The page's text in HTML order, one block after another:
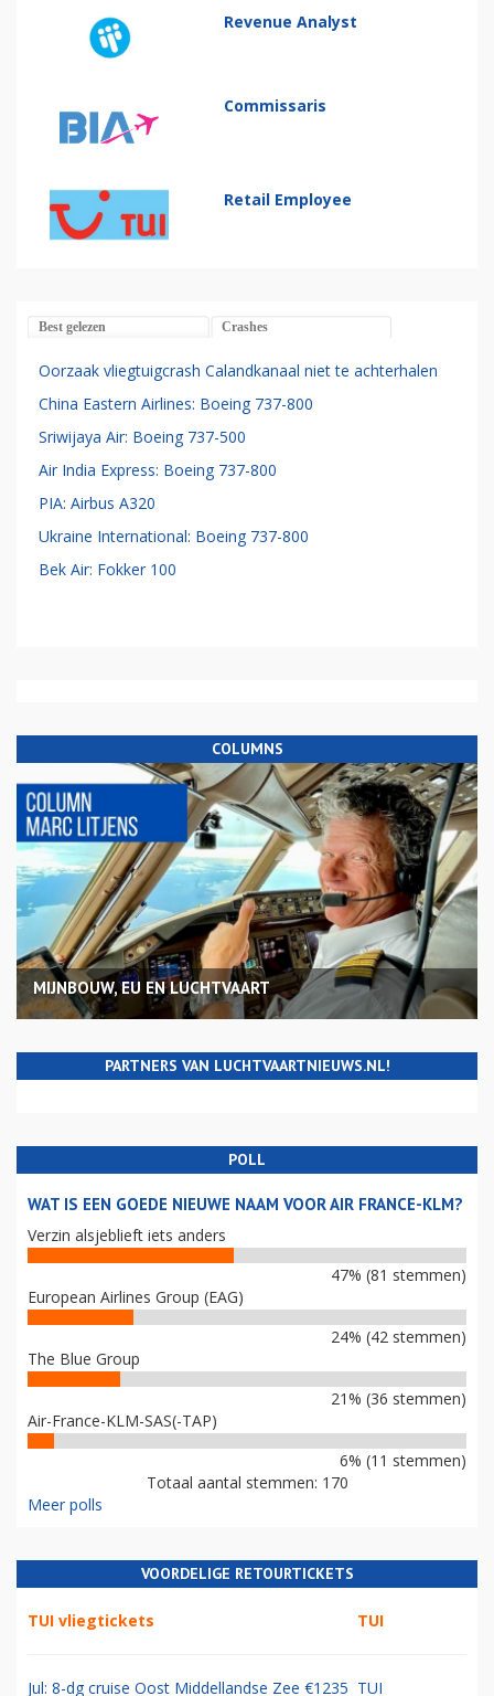
Revenue Analyst
Commissaris
Retail Employee
Best gelezen Crashes
Oorzaak vliegtuigcrash Calandkanaal niet te achterhalen
China Eastern Airlines: Boeing 737-800
Sriwijaya Air: Boeing 737-500
Air India Express: Boeing 737-800
PIA: Airbus A320
Ukraine International: Boeing 737-800
Bek Air: Fokker 100
COLUMNS
MIJNBOUW, EU EN LUCHTVAART
PARTNERS VAN LUCHTVAARTNIEUWS.NL!
POLL
WAT IS EEN GOEDE NIEUWE NAAM VOOR AIR FRANCE-KLM?
Verzin alsjeblieft iets anders
47% (81 stemmen)
European Airlines Group (EAG)
24% (42 stemmen)
The Blue Group
21% (36 stemmen)
Air-France-KLM-SAS(-TAP)
6% (11 stemmen)
Totaal aantal stemmen: 170
Meer polls
VOORDELIGE RETOURTICKETS
TUI vliegtickets TUI
Jul: 8-dg cruise Oost Middellandse Zee €1235 TUI